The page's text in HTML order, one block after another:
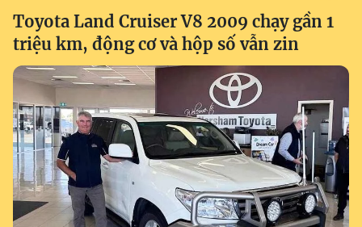
Toyota Land Cruiser V8 2009 chạy gần 1
triệu km, động cơ và hộp số vẫn zin